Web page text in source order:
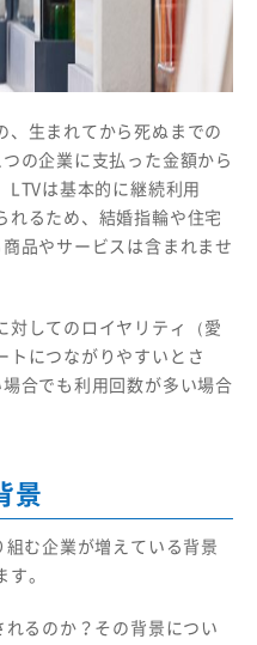
、生まれてから死ぬまでの
の企業に支払った金額から
LTVは基本的に継続利用
れるため、結婚指輪や住宅
品やサービスは含まれませ
対してのロイヤリティ（愛
トにつながりやすいとさ
合でも利用回数が多い場合
景
む企業が増えている背景
。
るのか？その背景につい